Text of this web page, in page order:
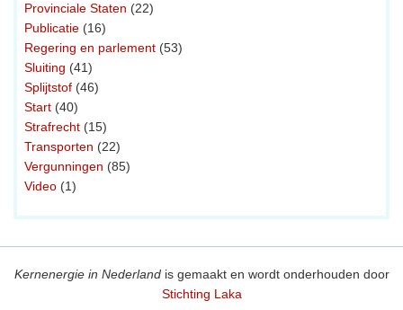
Provinciale Staten (22)
Publicatie (16)
Regering en parlement (53)
Sluiting (41)
Splijtstof (46)
Start (40)
Strafrecht (15)
Transporten (22)
Vergunningen (85)
Video (1)
Kernenergie in Nederlandis gemaakt en wordt onderhouden door
Stichting Laka